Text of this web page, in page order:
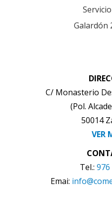
Galardón
C/ Monasterio
(Pol.
50014
VER
Tel.: 976
Emai: